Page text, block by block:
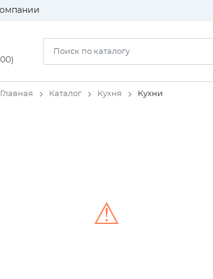
Главная Каталог Кухня Кухни
⚠